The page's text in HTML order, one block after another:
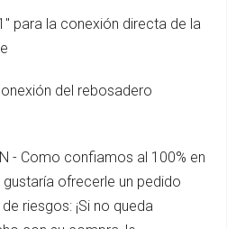
para la conexión directa de la
del rebosadero
- Como confiamos al 100% en
ofrecerle un pedido
riesgos: ¡Si no queda